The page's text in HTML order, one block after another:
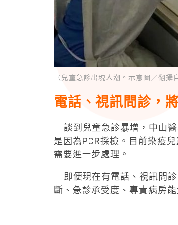
（兒童急診出現人潮。示意圖／翻攝
電話、視訊問診，
談到兒童急診暴增，中山醫
是因為PCR採檢。目前染疫
需要進一步處理。
即便現在有電話、視訊問診
斷、急診承受度、專責病房